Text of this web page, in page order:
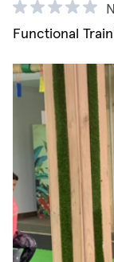
Functional